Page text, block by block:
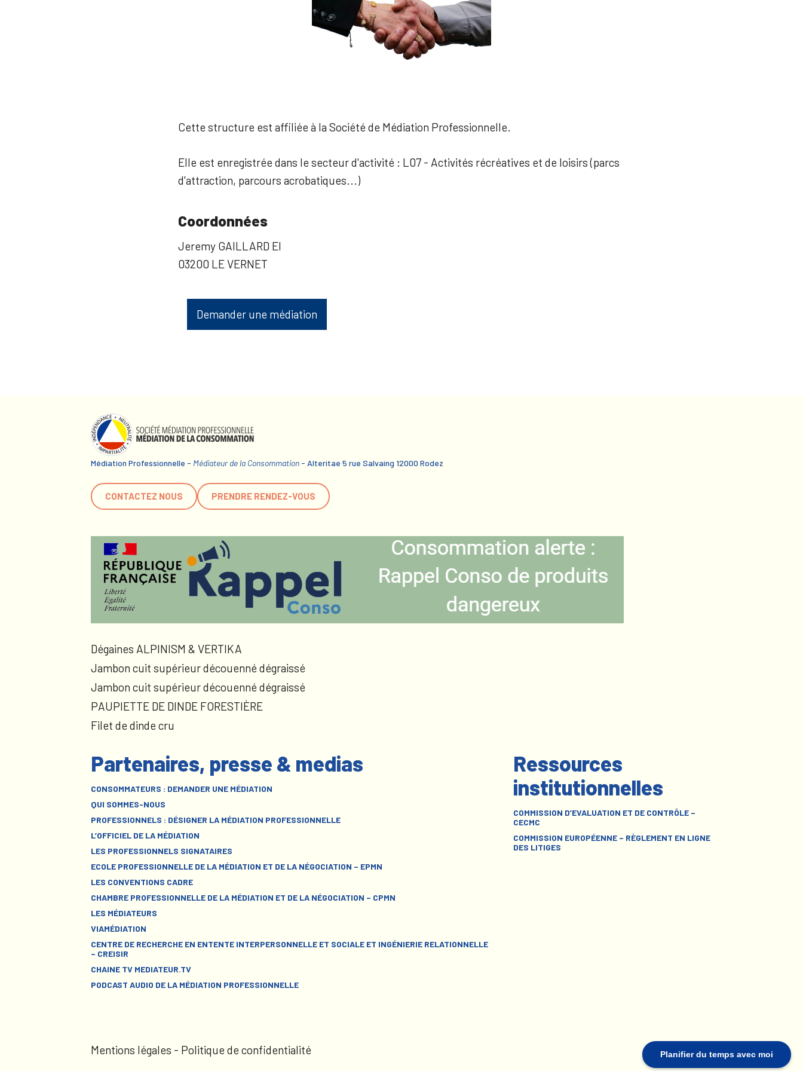
Planifier du temps avec moi
Cette structure est affiliée à la Société de Médiation Professionnelle.
Elle est enregistrée dans le secteur d'activité : L07 - Activités récréatives et de loisirs (parcs
d'attraction, parcours acrobatiques...)
Coordonnées
Jeremy GAILLARD EI
03200 LE VERNET
Demander une médiation
Médiation Professionnelle - Médiateur de la Consommation - Alteritae 5 rue Salvaing 12000 Rodez
CONTACTEZ NOUS PRENDRE RENDEZ-VOUS
Dégaines ALPINISM & VERTIKA
Jambon cuit supérieur découenné dégraissé
Jambon cuit supérieur découenné dégraissé
PAUPIETTE DE DINDE FORESTIÈRE
Filet de dinde cru
Partenaires, presse & medias
CONSOMMATEURS : DEMANDER UNE MÉDIATION
QUI SOMMES-NOUS
PROFESSIONNELS : DÉSIGNER LA MÉDIATION PROFESSIONNELLE
L’OFFICIEL DE LA MÉDIATION
LES PROFESSIONNELS SIGNATAIRES
ECOLE PROFESSIONNELLE DE LA MÉDIATION ET DE LA NÉGOCIATION – EPMN
LES CONVENTIONS CADRE
CHAMBRE PROFESSIONNELLE DE LA MÉDIATION ET DE LA NÉGOCIATION – CPMN
LES MÉDIATEURS
VIAMÉDIATION
CENTRE DE RECHERCHE EN ENTENTE INTERPERSONNELLE ET SOCIALE ET INGÉNIERIE RELATIONNELLE
– CREISIR
CHAINE TV MEDIATEUR.TV
PODCAST AUDIO DE LA MÉDIATION PROFESSIONNELLE
Ressources
institutionnelles
COMMISSION D’EVALUATION ET DE CONTRÔLE –
CECMC
COMMISSION EUROPÉENNE – RÈGLEMENT EN LIGNE
DES LITIGES
Mentions légales - Politique de confidentialité